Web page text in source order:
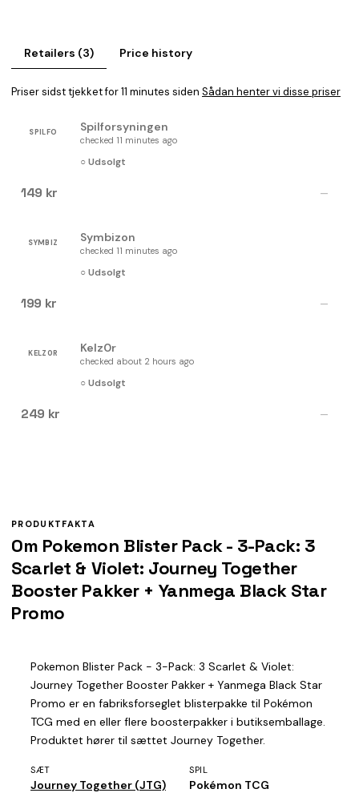
Retailers (3) Price history
Priser sidst tjekket for 11 minutes siden Sådan henter vi disse priser
SPILFO Spilforsyningen
checked 11 minutes ago
○ Udsolgt
149 kr —
SYMBIZ Symbizon
checked 11 minutes ago
○ Udsolgt
199 kr —
KELZ0R Kelz0r
checked about 2 hours ago
○ Udsolgt
249 kr —
PRODUKTFAKTA
Om Pokemon Blister Pack - 3-Pack: 3
Scarlet & Violet: Journey Together
Booster Pakker + Yanmega Black Star
Promo
Pokemon Blister Pack - 3-Pack: 3 Scarlet & Violet:
Journey Together Booster Pakker + Yanmega Black Star
Promo er en fabriksforseglet blisterpakke til Pokémon
TCG med en eller flere boosterpakker i butiksemballage.
Produktet hører til sættet Journey Together.
SÆT
Journey Together (JTG)
SPIL
Pokémon TCG